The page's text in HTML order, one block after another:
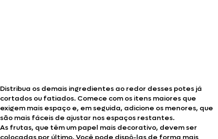
Distribua os demais ingredientes ao redor desses potes já
cortados ou fatiados. Comece com os itens maiores que
exigem mais espaço e, em seguida, adicione os menores, que
são mais fáceis de ajustar nos espaços restantes.
As frutas, que têm um papel mais decorativo, devem ser